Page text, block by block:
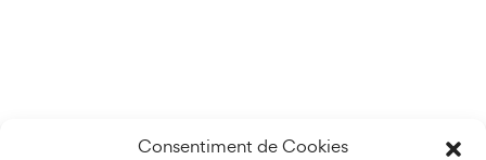
Consentiment de Cookies